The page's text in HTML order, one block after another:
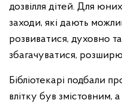
дозвілля дітей. Для
заходи, які дають
розвиватися, духовно
збагачуватися,
Бібліотекарі подбали
влітку був змістовним,